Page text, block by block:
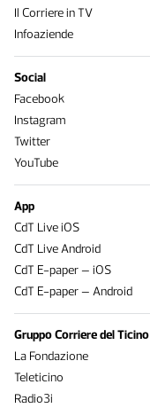
Il Corriere in TV
Infoaziende
Social
Facebook
Instagram
Twitter
YouTube
App
CdT Live iOS
CdT Live Android
CdT E-paper – iOS
CdT E-paper – Android
Gruppo Corriere del Ticino
La Fondazione
Teleticino
Radio3i